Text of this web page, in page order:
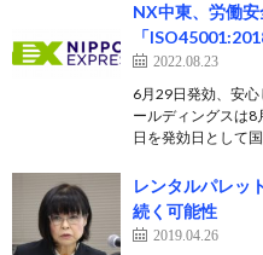
NX中東、労働
「
2022.08.23
6月29日発効、安心
ールディングスは
日を発効日として
レンタルパレッ
続く可能性
2019.04.26